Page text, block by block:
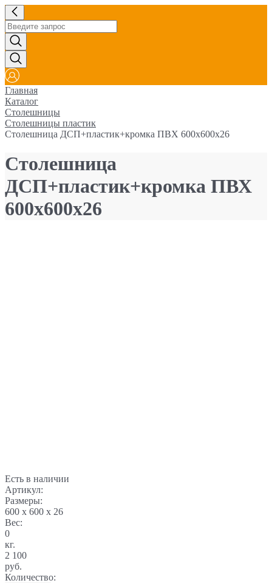
Главная
Каталог
Столешницы
Столешницы пластик
Столешница ДСП+пластик+кромка ПВХ 600х600х26
Столешница
ДСП+пластик+кромка ПВХ
600х600х26
Есть в наличии
Артикул:
Размеры:
600 x 600 x 26
Вес:
0
кг.
2 100
руб.
Количество: